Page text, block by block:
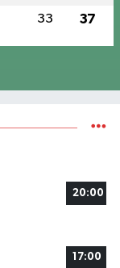
33 37
20:00
17:00